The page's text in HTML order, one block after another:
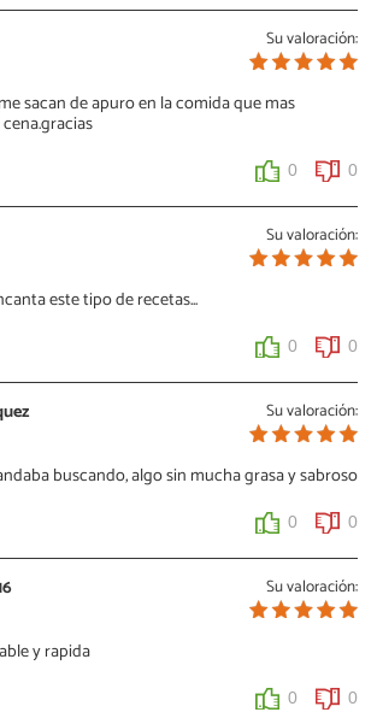
le va muy bien.
0
Su valoración:
sacan de apuro en la comida que mas
0 0
Su valoración:
este tipo de recetas...
0 0
Su valoración:
buscando, algo sin mucha grasa y sabroso
0 0
Su valoración:
y rapida
0 0